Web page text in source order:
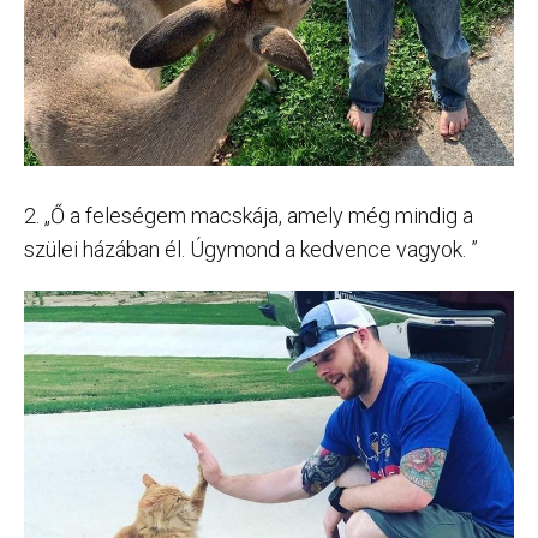
2. „Ő a feleségem macskája, amely még mindig a
szülei házában él. Úgymond a kedvence vagyok. ”